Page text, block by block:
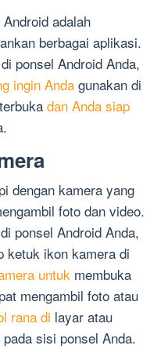
adalah
berbagai aplikasi.
ponsel Android Anda,
ingin Andagunakan di
dan Anda siap
dengan kamera yang
foto dan video.
ponsel Android Anda,
ketuk ikon kamera di
untuk membuka
mengambil foto atau
rana di layar atau
sisi ponsel Anda.